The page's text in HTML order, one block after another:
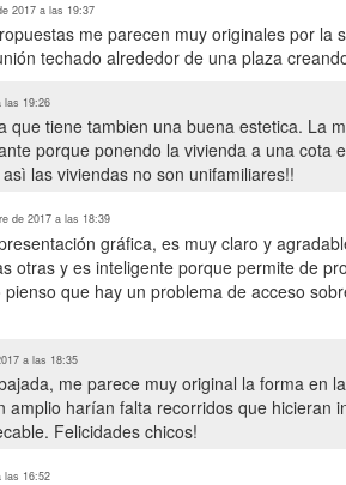
2017 a las 19:37
me parecen muy originales por
techado alrededor de una plaza
las 19:26
que tiene tambien una buena estetica. La
porque ponendo la vivienda a una cota
las viviendas no son unifamiliares!!
de 2017 a las 18:39
gráfica, es muy claro y
otras y es inteligente porque permite de
que hay un problema de acceso
a las 18:35
me parece muy original la forma en
amplio harían falta recorridos que hicieran
Felicidades chicos!
las 16:52